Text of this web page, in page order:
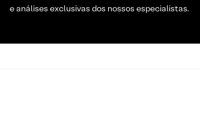
e análises exclusivas dos nossos especialistas.